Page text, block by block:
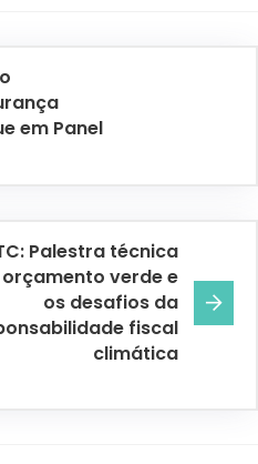
em Panel
Palestra técnica
verde e
os desafios da
fiscal
climática